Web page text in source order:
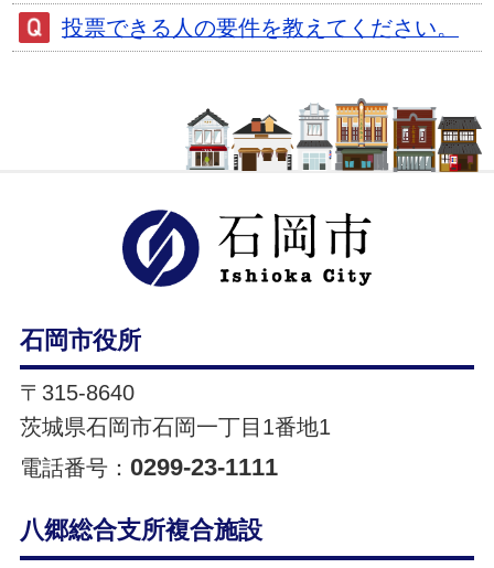
投票できる人の要件を教えてください。
石岡市役所
〒315-8640
茨城県石岡市石岡一丁目1番地1
電話番号： 0299-23-1111
八郷総合支所複合施設